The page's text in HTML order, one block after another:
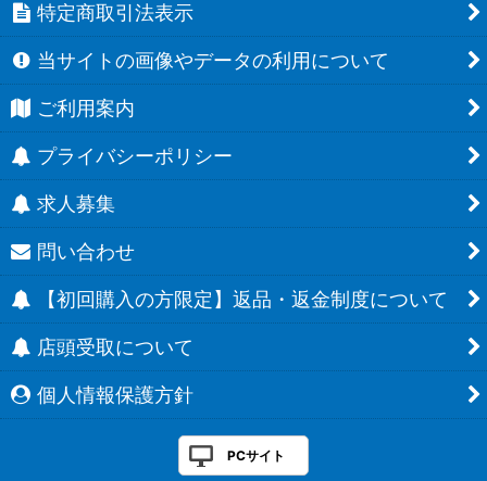
特定商取引法表示
当サイトの画像やデータの利用について
ご利用案内
プライバシーポリシー
求人募集
問い合わせ
【初回購入の方限定】返品・返金制度について
店頭受取について
個人情報保護方針
PCサイト